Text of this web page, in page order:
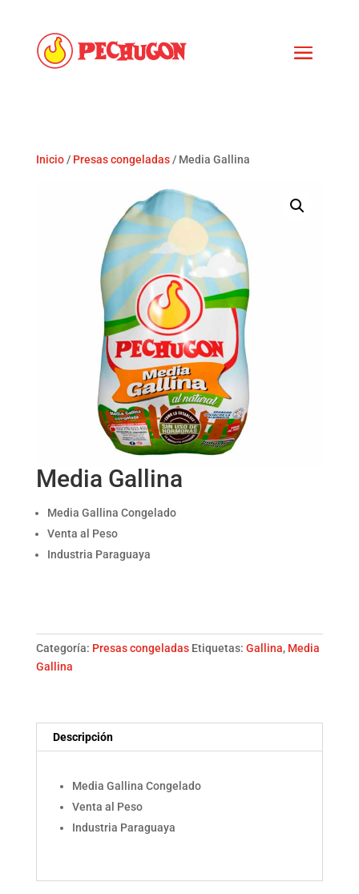
Inicio/ Presas congeladas/ Media Gallina
Media Gallina
Media Gallina Congelado
Venta al Peso
Industria Paraguaya
cantidad
Categoría: Presas congeladas Etiquetas: Gallina, Media
Gallina
Descripción
Media Gallina Congelado
Venta al Peso
Industria Paraguaya